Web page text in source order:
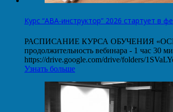
Курс “АВА-инструктор” 2026 стартует в
РАСПИСАНИЕ КУРСА ОБУЧЕНИЯ
продолжительность вебинара - 1 час 30
https://drive.google.com/drive/folders/
Узнать больше